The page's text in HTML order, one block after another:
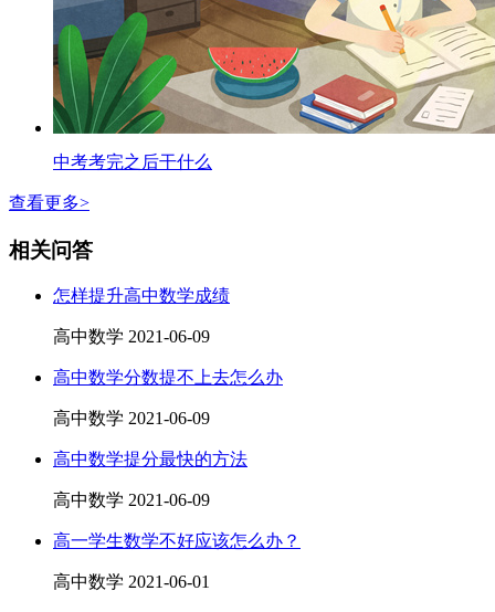
中考考完之后干什么
查看更多>
相关问答
怎样提升高中数学成绩
高中数学 2021-06-09
高中数学分数提不上去怎么办
高中数学 2021-06-09
高中数学提分最快的方法
高中数学 2021-06-09
高一学生数学不好应该怎么办？
高中数学 2021-06-01